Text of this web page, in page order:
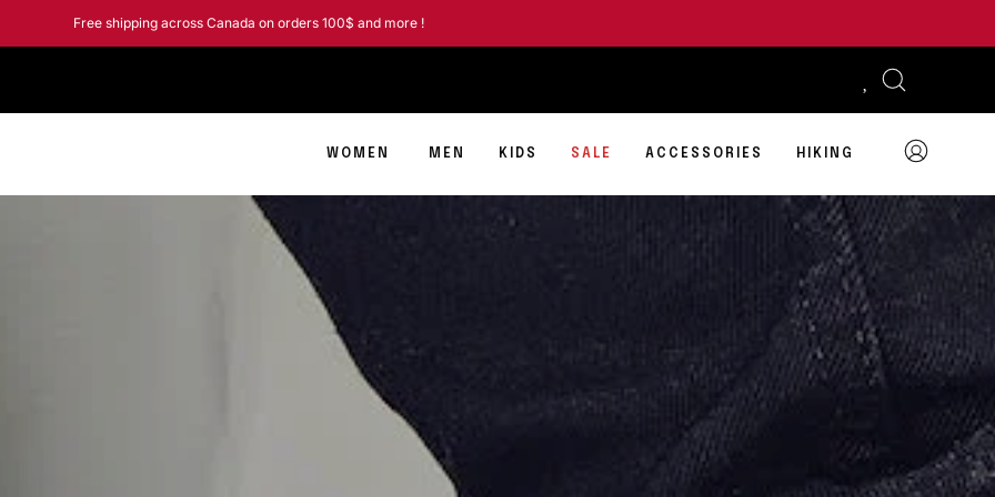
Enjoy discounts of 15% to 20% !
Open
bar
WOMEN MEN KIDS SALE ACCESSORIES HIKING
MY
ACCOUNT